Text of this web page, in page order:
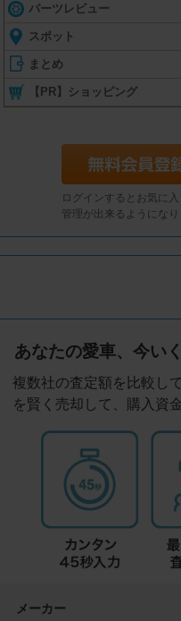
パーツレビュー
スポット
まとめ
【PR】ショッピング
ログインするとお気に
管理が出来るようになり
あなたの愛車、今い
複数社の査定額を比較し
を賢く売却して、購入資
メーカー